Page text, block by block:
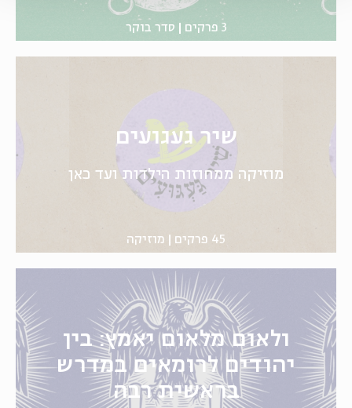
3 פרקים סדר בוקר
שיר געגועים
מוזיקה ממחוזות הילדות ועד כאן
45 פרקים מוזיקה
ולאום מלאום יאמץ: בין
יהודים לרומאים במדרש
בראשית רבה